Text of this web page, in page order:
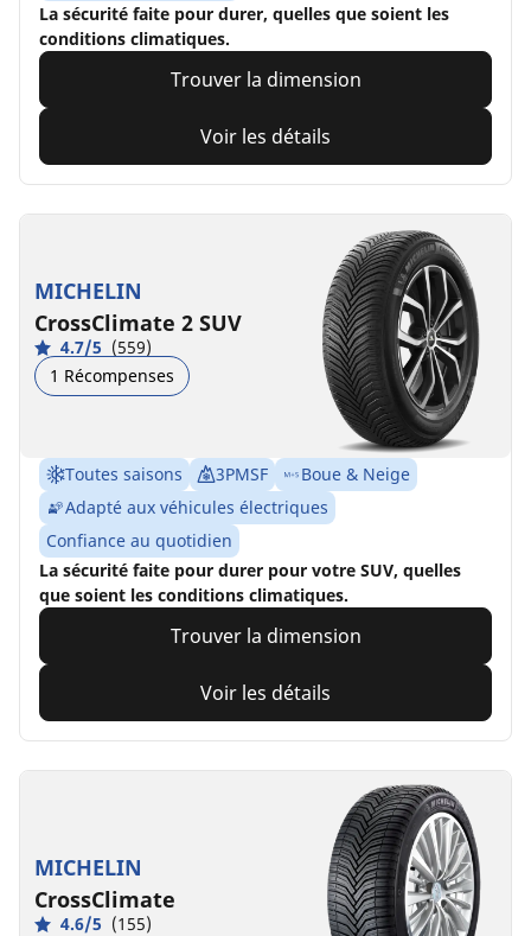
La sécurité faite pour durer, quelles que soient les
conditions climatiques.
Trouver la dimension
Voir les détails
MICHELIN
CrossClimate 2 SUV
4.7/5 (559)
1 Récompenses
Toutes saisons 3PMSF
Boue & Neige
Adapté aux véhicules électriques
Confiance au quotidien
La sécurité faite pour durer pour votre SUV, quelles
que soient les conditions climatiques.
Trouver la dimension
Voir les détails
MICHELIN
CrossClimate
4.6/5 (155)